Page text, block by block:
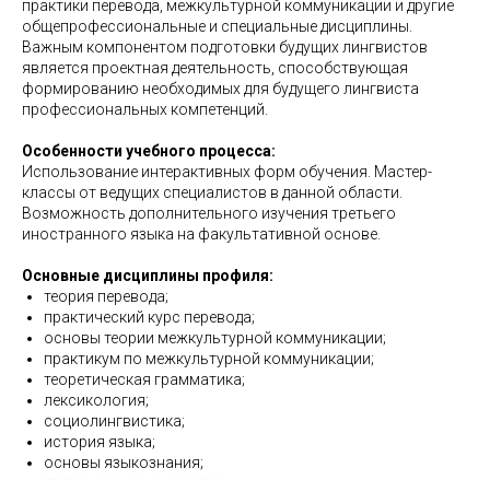
практики перевода, межкультурной коммуникации и другие
общепрофессиональные и специальные дисциплины.
Важным компонентом подготовки будущих лингвистов
является проектная деятельность, способствующая
формированию необходимых для будущего лингвиста
профессиональных компетенций.
Особенности учебного процесса:
Использование интерактивных форм обучения. Мастер-
классы от ведущих специалистов в данной области.
Возможность дополнительного изучения третьего
иностранного языка на факультативной основе.
Основные дисциплины профиля:
теория перевода;
практический курс перевода;
основы теории межкультурной коммуникации;
практикум по межкультурной коммуникации;
теоретическая грамматика;
лексикология;
социолингвистика;
история языка;
основы языкознания;